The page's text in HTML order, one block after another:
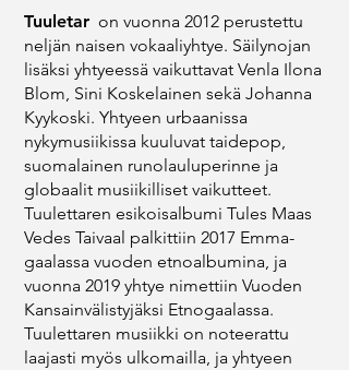
Tuuletar on vuonna 2012 perustettu
neljän naisen vokaaliyhtye. Säilynojan
lisäksi yhtyeessä vaikuttavat Venla Ilona
Blom, Sini Koskelainen sekä Johanna
Kyykoski. Yhtyeen urbaanissa
nykymusiikissa kuuluvat taidepop,
suomalainen runolauluperinne ja
globaalit musiikilliset vaikutteet.
Tuulettaren esikoisalbumi Tules Maas
Vedes Taivaal palkittiin 2017 Emma-
gaalassa vuoden etnoalbumina, ja
vuonna 2019 yhtye nimettiin Vuoden
Kansainvälistyjäksi Etnogaalassa.
Tuulettaren musiikki on noteerattu
laajasti myös ulkomailla, ja yhtyeen